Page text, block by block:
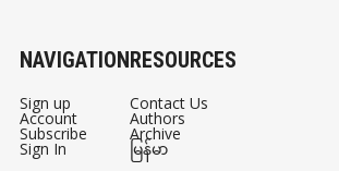
NAVIGATION
Sign up
Account
Subscribe
Sign In
RESOURCES
Contact Us
Authors
Archive
မြန်မာ